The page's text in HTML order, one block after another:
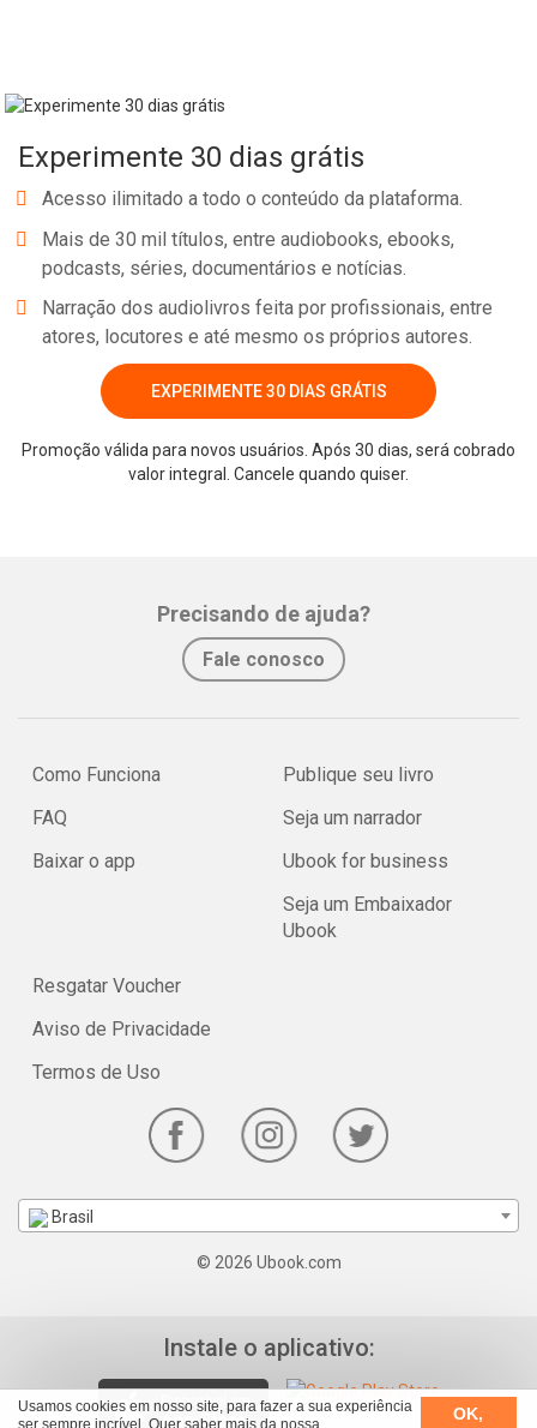
Usamos cookies em nosso site, para fazer a sua experiência
ser sempre incrível. Quer saber mais da nossa
OK,
Experimente 30 dias grátis
Acesso ilimitado a todo o conteúdo da plataforma.
Mais de 30 mil títulos, entre audiobooks, ebooks,
podcasts, séries, documentários e notícias.
Narração dos audiolivros feita por profissionais, entre
atores, locutores e até mesmo os próprios autores.
EXPERIMENTE 30 DIAS GRÁTIS
Promoção válida para novos usuários. Após 30 dias, será cobrado
valor integral. Cancele quando quiser.
Precisando de ajuda?
Fale conosco
Como Funciona
FAQ
Baixar o app
Publique seu livro
Seja um narrador
Ubook for business
Seja um Embaixador
Ubook
Resgatar Voucher
Aviso de Privacidade
Termos de Uso
Brasil
© 2026 Ubook.com
Instale o aplicativo: